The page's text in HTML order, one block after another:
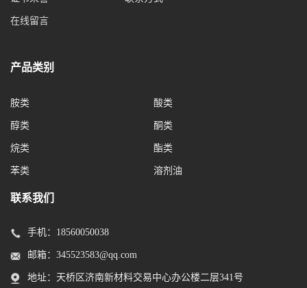
在线留言
产品类别
胺类 酸类
醇类 酮类
烷类 酯类
苯类 溶剂油
联系我们
手机： 18560050038
邮箱：345523583@qq.com
地址：天桥区济南新材料交易中心办公楼二层341号